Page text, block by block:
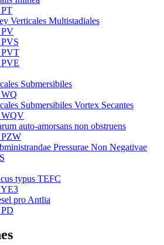
PT
Verticales Multistadiales
PV
PVS
PVT
PVE
Submersibiles
WQ
Submersibiles Vortex Secantes
WQV
auto-amorsans non obstruens
PZW
Pressurae Non Negativae
typus TEFC
YE3
pro Antlia
PD